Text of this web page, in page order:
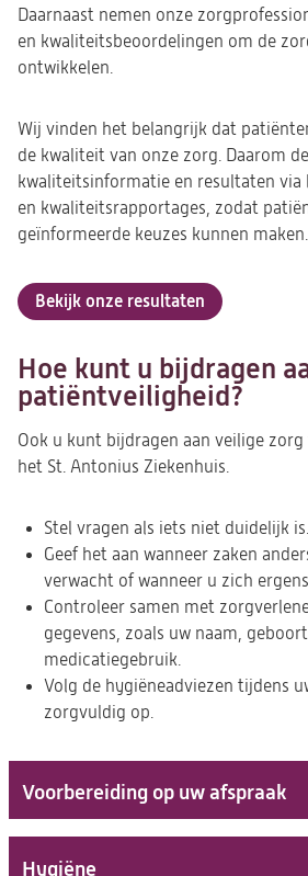
Daarnaast nemen onze
en kwaliteitsbeoordelingen om de
ontwikkelen.
Wij vinden het belangrijk dat
de kwaliteit van onze zorg. Daarom
kwaliteitsinformatie en resultaten via
en kwaliteitsrapportages, zodat
geïnformeerde keuzes kunnen maken.
Bekijk onze resultaten
Hoe kunt u bijdragen
patiëntveiligheid?
Ook u kunt bijdragen aan veilige
het St. Antonius Ziekenhuis.
Stel vragen als iets niet duidelijk is.
Geef het aan wanneer zaken
verwacht of wanneer u zich
Controleer samen met
gegevens, zoals uw naam,
medicatiegebruik.
Volg de hygiëneadviezen tijdens
zorgvuldig op.
Voorbereiding op uw afspraak
Hygiëne